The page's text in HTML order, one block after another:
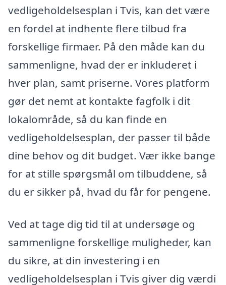
vedligeholdelsesplan i Tvis, kan det være
en fordel at indhente flere tilbud fra
forskellige firmaer. På den måde kan du
sammenligne, hvad der er inkluderet i
hver plan, samt priserne. Vores platform
gør det nemt at kontakte fagfolk i dit
lokalområde, så du kan finde en
vedligeholdelsesplan, der passer til både
dine behov og dit budget. Vær ikke bange
for at stille spørgsmål om tilbuddene, så
du er sikker på, hvad du får for pengene.
Ved at tage dig tid til at undersøge og
sammenligne forskellige muligheder, kan
du sikre, at din investering i en
vedligeholdelsesplan i Tvis giver dig værdi